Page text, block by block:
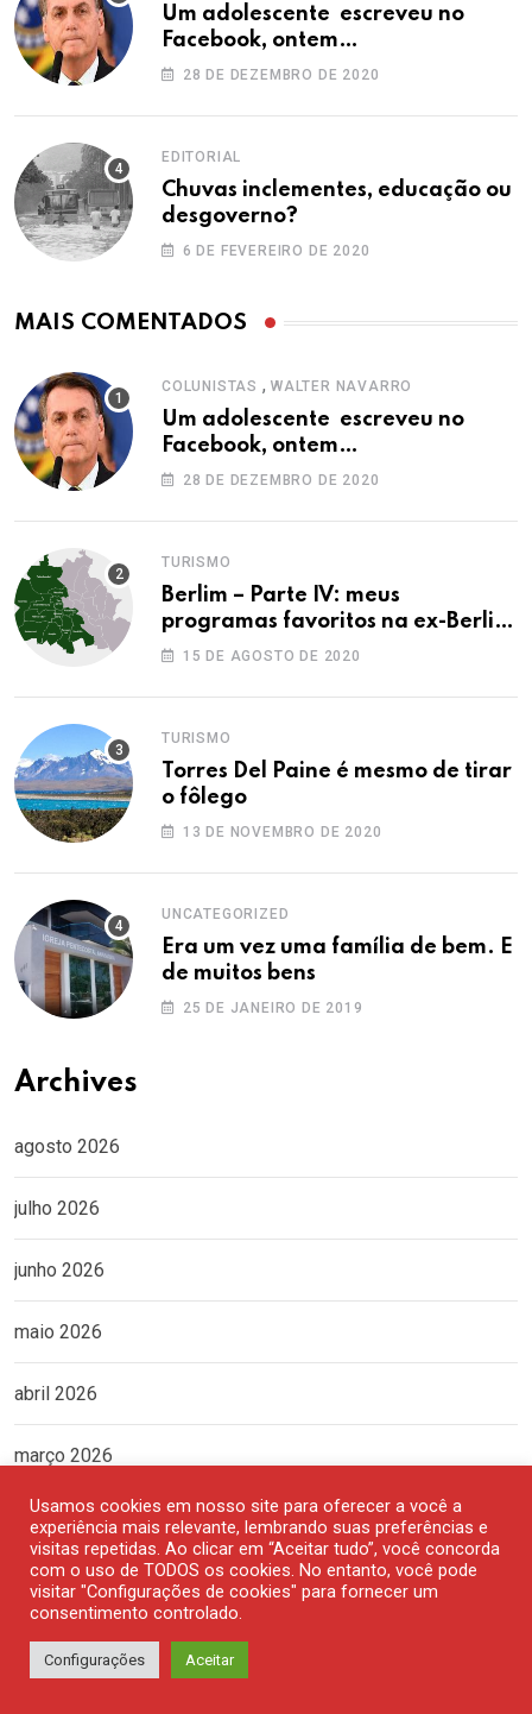
Um adolescente escreveu no
Facebook, ontem…
28 DE DEZEMBRO DE 2020
EDITORIAL
Chuvas inclementes, educação ou
desgoverno?
6 DE FEVEREIRO DE 2020
MAIS COMENTADOS
COLUNISTAS , WALTER NAVARRO
Um adolescente escreveu no
Facebook, ontem…
28 DE DEZEMBRO DE 2020
TURISMO
Berlim – Parte IV: meus
programas favoritos na ex-Berlim
Ocidental
15 DE AGOSTO DE 2020
TURISMO
Torres Del Paine é mesmo de tirar
o fôlego
13 DE NOVEMBRO DE 2020
UNCATEGORIZED
Era um vez uma família de bem. E
de muitos bens
25 DE JANEIRO DE 2019
Archives
agosto 2026
julho 2026
junho 2026
maio 2026
abril 2026
março 2026
fevereiro 2026
janeiro 2026
dezembro 2025
Usamos cookies em nosso site para oferecer a você a
experiência mais relevante, lembrando suas preferências e
visitas repetidas. Ao clicar em “Aceitar tudo”, você concorda
com o uso de TODOS os cookies. No entanto, você pode
visitar "Configurações de cookies" para fornecer um
consentimento controlado.
Configurações Aceitar